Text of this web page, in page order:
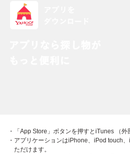
・「App Store」ボタンを押すとiTunes （外
・アプリケーションはiPhone、iPod touch
ただけます。